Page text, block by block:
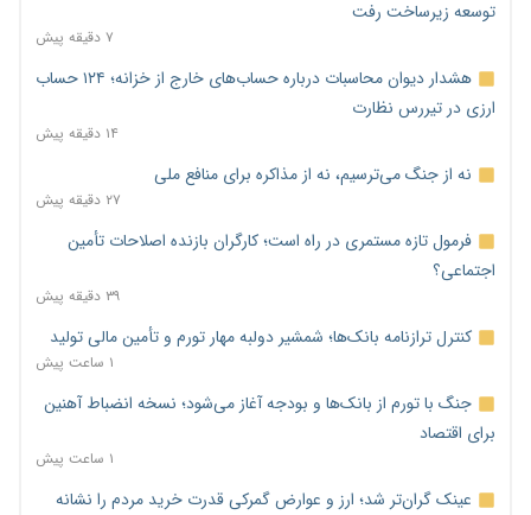
توسعه زیرساخت رفت
۷ دقیقه پیش
هشدار دیوان محاسبات درباره حساب‌های خارج از خزانه؛ ۱۲۴ حساب
ارزی در تیررس نظارت
۱۴ دقیقه پیش
نه از جنگ می‌ترسیم، نه از مذاکره برای منافع ملی
۲۷ دقیقه پیش
فرمول تازه مستمری در راه است؛ کارگران بازنده اصلاحات تأمین
اجتماعی؟
۳۹ دقیقه پیش
کنترل ترازنامه بانک‌ها؛ شمشیر دولبه مهار تورم و تأمین مالی تولید
۱ ساعت پیش
جنگ با تورم از بانک‌ها و بودجه آغاز می‌شود؛ نسخه انضباط آهنین
برای اقتصاد
۱ ساعت پیش
عینک گران‌تر شد؛ ارز و عوارض گمرکی قدرت خرید مردم را نشانه